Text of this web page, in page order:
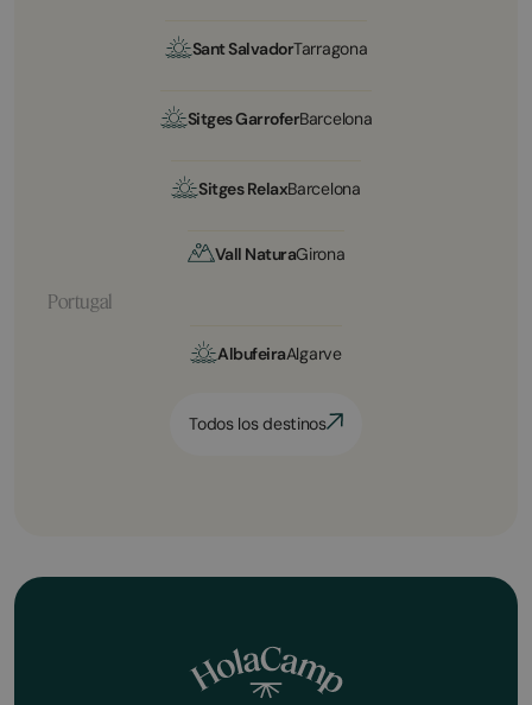
Sant SalvadorTarragona
Sitges GarroferBarcelona
Sitges RelaxBarcelona
Vall NaturaGirona
Portugal
AlbufeiraAlgarve
Todos los destinos